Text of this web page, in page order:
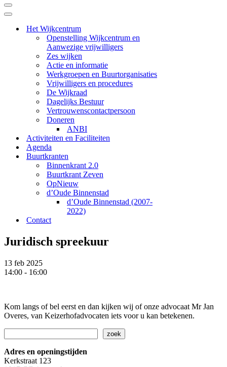
Navigatie
Menu
Navigatie
Het Wijkcentrum
Openstelling Wijkcentrum en
Aanwezige vrijwilligers
Zes wijken
Actie en informatie
Werkgroepen en Buurtorganisaties
Vrijwilligers en procedures
De Wijkraad
Dagelijks Bestuur
Vertrouwenscontactpersoon
Doneren
ANBI
Activiteiten en Faciliteiten
Agenda
Buurtkranten
Binnenkrant 2.0
Buurtkrant Zeven
OpNieuw
d’Oude Binnenstad
d’Oude Binnenstad (2007-
2022)
Contact
Juridisch spreekuur
13 feb 2025
14:00 - 16:00
Kom langs of bel eerst en dan kijken wij of onze advocaat Mr Jan
Overes, van Keizerhofadvocaten iets voor u kan betekenen.
zoek
Adres en openingstijden
Kerkstraat 123